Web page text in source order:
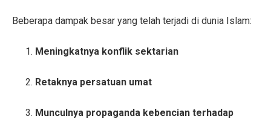
Beberapa dampak besar yang telah terjadi di dunia Islam:
Meningkatnya konflik sektarian
Retaknya persatuan umat
Munculnya propaganda kebencian terhadap